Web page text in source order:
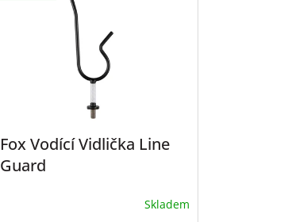
Fox Vodící Vidlička Line
Guard
Skladem